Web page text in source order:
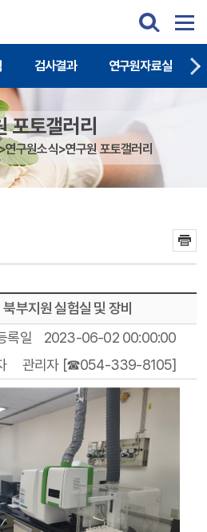
검사결과 연구원자료실
포토갤러리
구원소식>연구원 포토갤러리
북부지원 실험실 및 장비
록일
2023-06-02 00:00:00
관리자 [☎054-339-8105]